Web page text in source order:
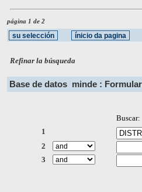
página 1 de 2
Refinar la búsqueda
Base de datos minde :
Buscar:
1
2
3